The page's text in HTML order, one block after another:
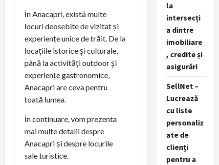
În Anacapri, există multe
locuri deosebite de vizitat și
experiențe unice de trăit. De la
locațiile istorice și culturale,
până la activități outdoor și
experiențe gastronomice,
Anacapri are ceva pentru
toată lumea.
În continuare, vom prezenta
mai multe detalii despre
Anacapri și despre locurile
sale turistice.
la
intersecți
a dintre
imobiliare
, credite și
asigurări
SellNet –
Lucrează
cu liste
personaliz
ate de
clienți
pentru a